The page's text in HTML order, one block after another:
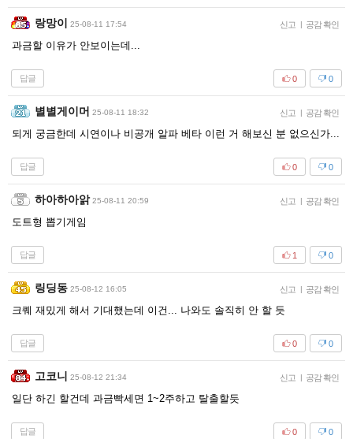
랑망이 25-08-11 17:54 신고 공감 확인
과금할 이유가 안보이는데...
답글 0
0
별별게이머 25-08-11 18:32 신고 공감 확인
되게 궁금한데 시연이나 비공개 알파 베타 이런 거 해보신 분 없으신가...
답글 0
0
하아하아앍 25-08-11 20:59 신고 공감 확인
도트형 뽑기게임
답글 0
1
링딩동 25-08-12 16:05 신고 공감 확인
크퀘 재밌게 해서 기대했는데 이건... 나와도 솔직히 안 할 듯
답글 0
0
고코니 25-08-12 21:34 신고 공감 확인
일단 하긴 할건데 과금빡세면 1~2주하고 탈출할듯
답글 0
0